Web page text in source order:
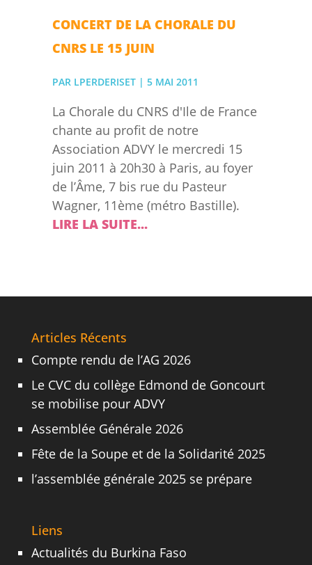
CONCERT DE LA CHORALE DU
CNRS LE 15 JUIN
PAR LPERDERISET| 5 MAI 2011
La Chorale du CNRS d'Ile de France
chante au profit de notre
Association ADVY le mercredi 15
juin 2011 à 20h30 à Paris, au foyer
de l’Âme, 7 bis rue du Pasteur
Wagner, 11ème (métro Bastille).
LIRE LA SUITE...
Articles Récents
Compte rendu de l’AG 2026
Le CVC du collège Edmond de Goncourt
se mobilise pour ADVY
Assemblée Générale 2026
Fête de la Soupe et de la Solidarité 2025
l’assemblée générale 2025 se prépare
Liens
Actualités du Burkina Faso